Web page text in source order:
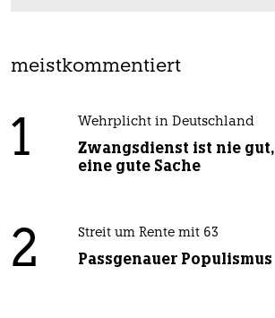
meistkommentiert
1 Wehrplicht in Deutschland
Zwangsdienst ist nie
eine gute Sache
2 Streit um Rente mit 63
Passgenauer Populismus